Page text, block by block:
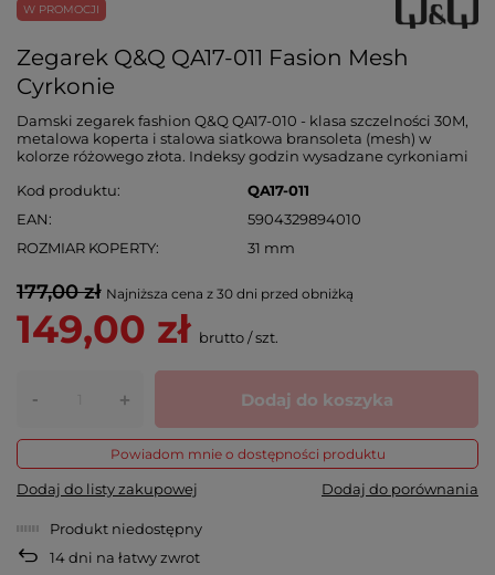
W PROMOCJI
Zegarek Q&Q QA17-011 Fasion Mesh
Cyrkonie
Damski zegarek fashion Q&Q QA17-010 - klasa szczelności 30M,
metalowa koperta i stalowa siatkowa bransoleta (mesh) w
kolorze różowego złota. Indeksy godzin wysadzane cyrkoniami
Kod produktu
QA17-011
EAN
5904329894010
ROZMIAR KOPERTY
31 mm
177,00 zł Najniższa cena z 30 dni przed obniżką
149,00 zł brutto/szt.
- + Dodaj do koszyka
Powiadom mnie o dostępności produktu
Dodaj do listy zakupowej Dodaj do porównania
Produkt niedostępny
14dni na łatwy zwrot